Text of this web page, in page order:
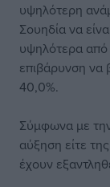
υψηλότερη
Σουηδία να
υψηλότερα από
επιβάρυνση να
40,0%.
Σύμφωνα με
αύξηση είτε
έχουν